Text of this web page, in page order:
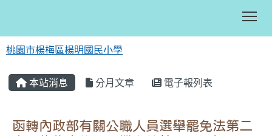
桃園市楊梅區楊明國民小學
本站消息 分月文章 電子報列表
函轉內政部有關公職人員選舉罷免法第二